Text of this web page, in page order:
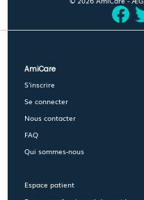
AmiCare
S'inscrire
Se connecter
Nous contacter
FAQ
Qui sommes-nous
Espace patient